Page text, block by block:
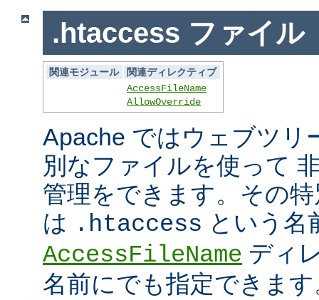
.htaccess ファイル
関連モジュール
関連ディレクティブ
AccessFileName
AllowOverride
Apache ではウェブツリ
別なファイルを使って
管理をできます。その
は .htaccess という名
AccessFileName ディ
名前にでも指定できま